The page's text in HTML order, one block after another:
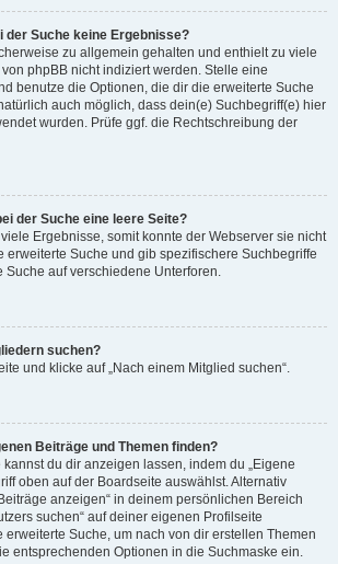
der Suche keine Ergebnisse?
zu allgemein gehalten und enthielt zu viele
phpBB nicht indiziert werden. Stelle eine
benutze die Optionen, die dir die erweiterte Suche
auch möglich, dass dein(e) Suchbegriff(e) hier
wurden. Prüfe ggf. die Rechtschreibung der
der Suche eine leere Seite?
Ergebnisse, somit konnte der Webserver sie nicht
erweiterte Suche und gib spezifischere Suchbegriffe
Suche auf verschiedene Unterforen.
suchen?
und klicke auf „Nach einem Mitglied suchen“.
Beiträge und Themen finden?
du dir anzeigen lassen, indem du „Eigene
oben auf der Boardseite auswählst. Alternativ
anzeigen“ in deinem persönlichen Bereich
suchen“ auf deiner eigenen Profilseite
erweiterte Suche, um nach von dir erstellen Themen
entsprechenden Optionen in die Suchmaske ein.